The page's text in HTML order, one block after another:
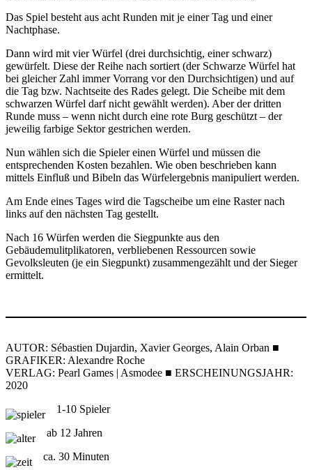
Das Spiel besteht aus acht Runden mit je einer Tag und einer
Nachtphase.
Dann wird mit vier Würfel (drei durchsichtig, einer schwarz)
gewürfelt. Diese der Reihe nach sortiert (der Schwarze Würfel hat
bei gleicher Zahl immer Vorrang vor den Durchsichtigen) und auf
die Tag bzw. Nachtseite des Rades gelegt. Die Scheibe mit dem
schwarzen Würfel darf nicht gewählt werden). Aber der dritten
Runde muss – wenn nicht durch eine rote Burg geschützt – der
jeweilig farbige Sektor gestrichen werden.
Nun wählen sich die Spieler einen Würfel und müssen die
entsprechenden Kosten bezahlen. Wie oben beschrieben kann
mittels Einfluß und Bibeln das Würfelergebnis manipuliert werden.
Am Ende eines Tages wird die Tagscheibe um eine Raster nach
links auf den nächsten Tag gestellt.
Nach 16 Würfen werden die Siegpunkte aus den
Gebäudemulitplikatoren, verbliebenen Ressourcen sowie
Gevolksleuten (je ein Siegpunkt) zusammengezählt und der Sieger
ermittelt.
AUTOR: Sébastien Dujardin, Xavier Georges, Alain Orban ■
GRAFIKER: Alexandre Roche
VERLAG: Pearl Games | Asmodee ■ ERSCHEINUNGSJAHR:
2020
1-10 Spieler
ab 12 Jahren
ca. 30 Minuten